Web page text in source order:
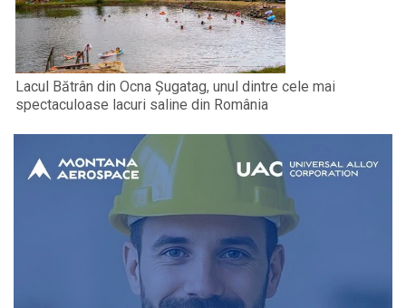
Lacul Bătrân din Ocna Șugatag, unul dintre cele mai
spectaculoase lacuri saline din România